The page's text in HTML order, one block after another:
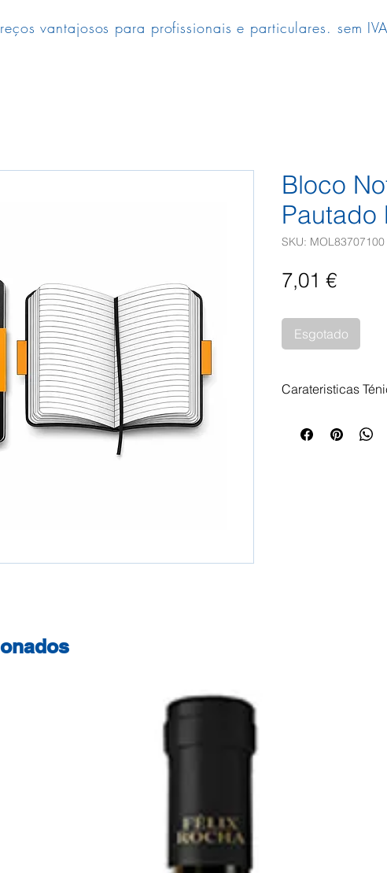
vantajosos para profissionais e particulares. sem
Bloco
Pautado
SKU: MOL83707100
7,01 €Preço
Esgotado
Carateristicas
192 Folhas »